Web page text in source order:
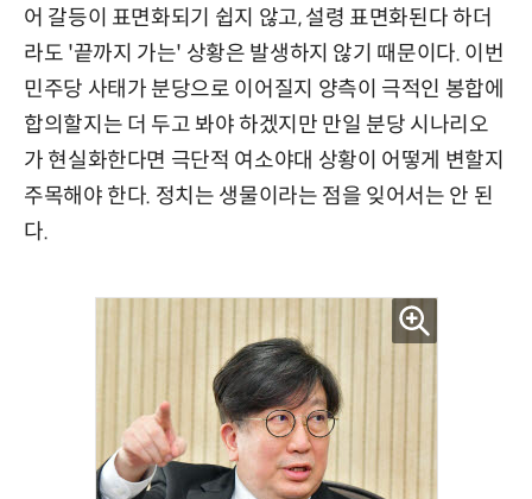
어 갈등이 표면화되기 쉽지 않고, 설령 표면화된다 하더
라도 '끝까지 가는' 상황은 발생하지 않기 때문이다. 이번
민주당 사태가 분당으로 이어질지 양측이 극적인 봉합에
합의할지는 더 두고 봐야 하겠지만 만일 분당 시나리오
가 현실화한다면 극단적 여소야대 상황이 어떻게 변할지
주목해야 한다. 정치는 생물이라는 점을 잊어서는 안 된
다.